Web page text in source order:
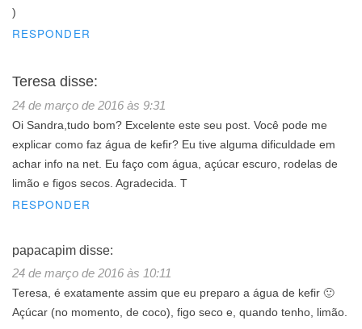
)
RESPONDER
Teresa disse:
24 de março de 2016 às 9:31
Oi Sandra,tudo bom? Excelente este seu post. Você pode me
explicar como faz água de kefir? Eu tive alguma dificuldade em
achar info na net. Eu faço com água, açúcar escuro, rodelas de
limão e figos secos. Agradecida. T
RESPONDER
papacapim disse:
24 de março de 2016 às 10:11
Teresa, é exatamente assim que eu preparo a água de kefir 🙂
Açúcar (no momento, de coco), figo seco e, quando tenho, limão.